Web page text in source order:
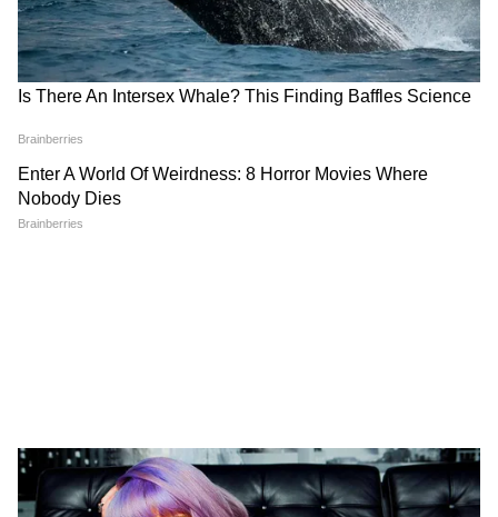
RATION: রেশন ব্যবস্থায় বিরাট বদল! AAY যোজনায়
এবার পরিবার প্রতি নয়, মাথাপিছু ৭ কেজি খাদ্যশস্য
দুর্গাপুজোর আগে BONANZA! DA থেকে ৩০০০ টাকার
প্রকল্প
3
গ্লিওব্লাস্টোমা মাল্টিফর্ম মারাত্মক ক্যান্সার
গ্লিওব্লাস্টোমা মাল্টিফর্ম (GBM) মস্তিষ্কের সবচেয়ে